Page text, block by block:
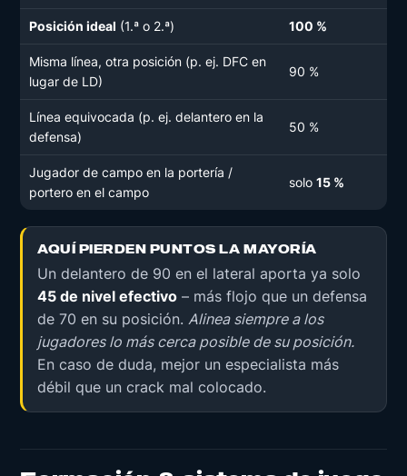
Posición ideal (1.ª o 2.ª) 100 %
Misma línea, otra posición (p. ej. DFC en
lugar de LD)
90 %
Línea equivocada (p. ej. delantero en la
defensa)
50 %
Jugador de campo en la portería /
portero en el campo
solo 15 %
AQUÍ PIERDEN PUNTOS LA MAYORÍA
Un delantero de 90 en el lateral aporta ya solo
45 de nivel efectivo – más flojo que un defensa
de 70 en su posición. Alinea siempre a los
jugadores lo más cerca posible de su posición.
En caso de duda, mejor un especialista más
débil que un crack mal colocado.